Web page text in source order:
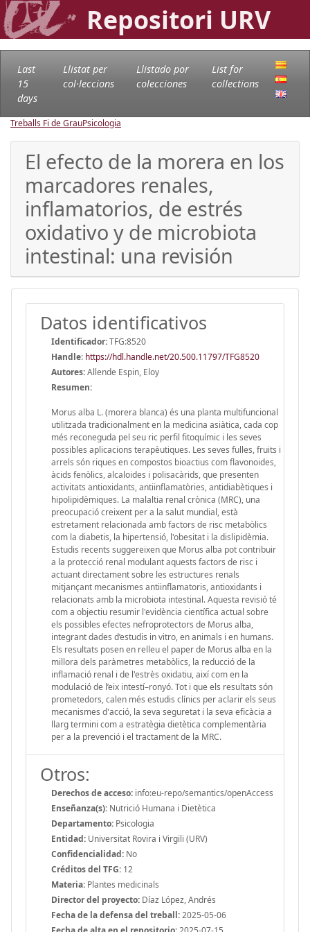
Repositori URV
Last
15
days
Llistat per
col·leccions
Llistado por
colecciones
List for
collections
Treballs Fi de GrauPsicologia
El efecto de la morera en los
marcadores renales,
inflamatorios, de estrés
oxidativo y de microbiota
intestinal: una revisión
Datos identificativos
Identificador:TFG:8520
Handle: https://hdl.handle.net/20.500.11797/TFG8520
Autores:Allende Espin, Eloy
Resumen:
Morus alba L. (morera blanca) és una planta multifuncional
utilitzada tradicionalment en la medicina asiàtica, cada cop
més reconeguda pel seu ric perfil fitoquímic i les seves
possibles aplicacions terapèutiques. Les seves fulles, fruits i
arrels són riques en compostos bioactius com flavonoides,
àcids fenòlics, alcaloides i polisacàrids, que presenten
activitats antioxidants, antiinflamatòries, antidiabètiques i
hipolipidèmiques. La malaltia renal crònica (MRC), una
preocupació creixent per a la salut mundial, està
estretament relacionada amb factors de risc metabòlics
com la diabetis, la hipertensió, l'obesitat i la dislipidèmia.
Estudis recents suggereixen que Morus alba pot contribuir
a la protecció renal modulant aquests factors de risc i
actuant directament sobre les estructures renals
mitjançant mecanismes antiinflamatoris, antioxidants i
relacionats amb la microbiota intestinal. Aquesta revisió té
com a objectiu resumir l'evidència científica actual sobre
els possibles efectes nefroprotectors de Morus alba,
integrant dades d’estudis in vitro, en animals i en humans.
Els resultats posen en relleu el paper de Morus alba en la
millora dels paràmetres metabòlics, la reducció de la
inflamació renal i de l'estrès oxidatiu, així com en la
modulació de l’eix intestí–ronyó. Tot i que els resultats són
prometedors, calen més estudis clínics per aclarir els seus
mecanismes d'acció, la seva seguretat i la seva eficàcia a
llarg termini com a estratègia dietètica complementària
per a la prevenció i el tractament de la MRC.
Otros:
Derechos de acceso: info:eu-repo/semantics/openAccess
Enseñanza(s): Nutrició Humana i Dietètica
Departamento: Psicologia
Entidad: Universitat Rovira i Virgili (URV)
Confidencialidad: No
Créditos del TFG: 12
Materia: Plantes medicinals
Director del proyecto: Díaz López, Andrés
Fecha de la defensa del treball:2025-05-06